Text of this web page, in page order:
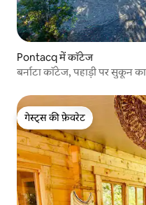
Pontacq में कॉटेज
बर्नाटा कॉटेज, पहाड़ी पर सुकून
गेस्ट्स की फ़ेवरेट
गेस्ट्स की फ़ेवरेट